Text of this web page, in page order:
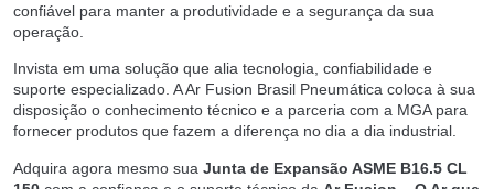
confiável para manter a produtividade e a segurança da sua
operação.
Invista em uma solução que alia tecnologia, confiabilidade e
suporte especializado. A Ar Fusion Brasil Pneumática coloca à sua
disposição o conhecimento técnico e a parceria com a MGA para
fornecer produtos que fazem a diferença no dia a dia industrial.
Adquira agora mesmo sua Junta de Expansão ASME B16.5 CL